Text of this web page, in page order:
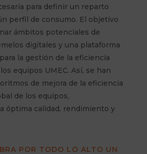
para definir un reparto
perfil de consumo. El objetivo
ámbitos potenciales de
digitales y una plataforma
la gestión de la eficiencia
equipos UMEC. Así, se han
de mejora de la eficiencia
de los equipos,
óptima calidad, rendimiento y
POR TODO LO ALTO UN